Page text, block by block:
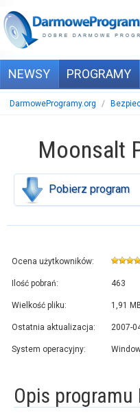
NEWSY PROGRAMY
DarmoweProgramy.org /
Moonsalt
Pobierz program
Ocena użytkowników:
Ilość pobrań: 463
Wielkość pliku: 1,91
Ostatnia aktualizacja: 2007-
System operacyjny:
Opis